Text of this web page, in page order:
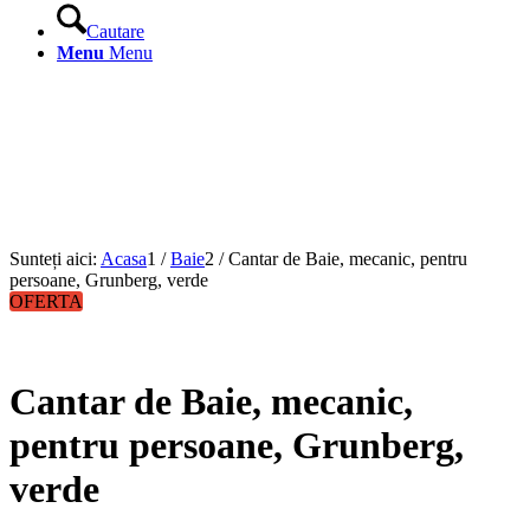
Cautare
Menu Menu
Sunteți aici: Acasa1 / Baie2 / Cantar de Baie, mecanic, pentru
persoane, Grunberg, verde
OFERTA
Cantar de Baie, mecanic,
pentru persoane, Grunberg,
verde